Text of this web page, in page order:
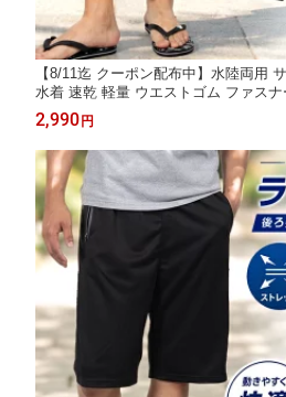
【8/11迄 クーポン配布中】水陸両用
水着 速乾 軽量 ウエストゴム ファス
ショートパンツ ハーフパンツ 海 プー
服
2,990円